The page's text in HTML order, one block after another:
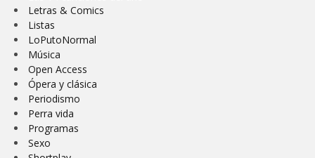
Letras & Comics
Listas
LoPutoNormal
Música
Open Access
Ópera y clásica
Periodismo
Perra vida
Programas
Sexo